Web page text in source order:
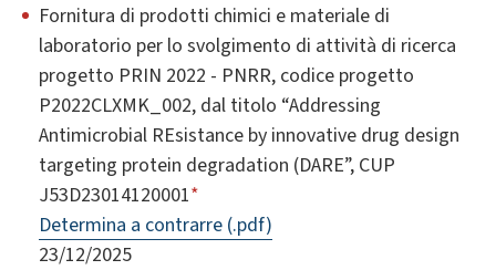
Fornitura di prodotti chimici e materiale di
laboratorio per lo svolgimento di attività di ricerca
progetto PRIN 2022 - PNRR, codice progetto
P2022CLXMK_002, dal titolo “Addressing
Antimicrobial REsistance by innovative drug design
targeting protein degradation (DARE”, CUP
J53D23014120001*
Determina a contrarre (.pdf)
23/12/2025